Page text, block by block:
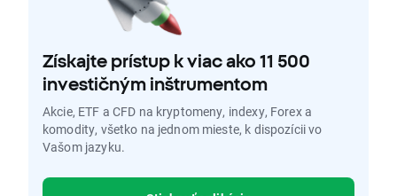
Získajte prístup k viac ako 11 500
investičným inštrumentom
Akcie, ETF a CFD na kryptomeny, indexy, Forex a
komodity, všetko na jednom mieste, k dispozícii vo
Vašom jazyku.